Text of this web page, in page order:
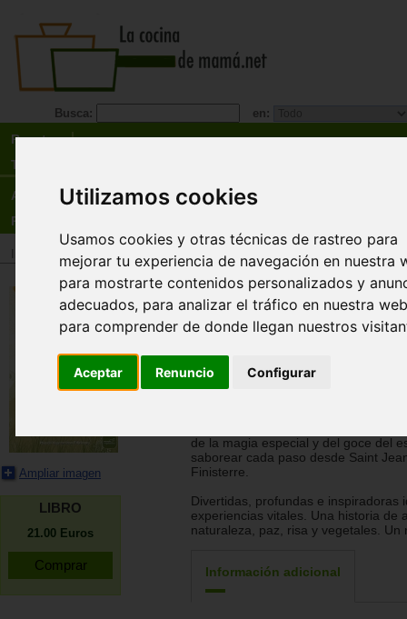
Utilizamos cookies
Usamos cookies y otras técnicas de rastreo para
mejorar tu experiencia de navegación en nuestra
para mostrarte contenidos personalizados y
adecuados, para analizar el tráfico en nuestra
para comprender de donde llegan nuestros
Aceptar Renuncio Configurar
Busca: en:
Recetas
Tienda
Actualidad
Registro
Tienda Libros Especialidades Vegetarianismo
Ampliar imagen
LIBRO
21.00 Euros
Camino de Santiago
Sobrevivirá una
5 semanas en el Camino
Santiago ?.
Ana Moreno
de la magia especial y del goce del
saborear cada paso desde Saint
Finisterre.
Divertidas, profundas e inspiradoras
experiencias vitales. Una historia de
naturaleza, paz, risa y vegetales. Un
Información adicional